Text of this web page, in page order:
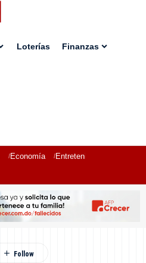
Loterías Finanzas
Economía Entretenimiento